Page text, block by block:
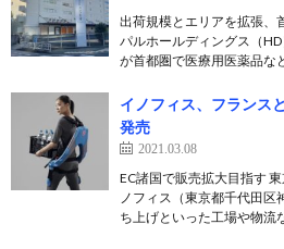
出荷規模とエリアを拡張、
パルホールディングス（
が首都圏で医療用医薬品な
イノフィス、フランス
発売
2021.03.08
EC諸国で販売拡大目指す
ノフィス（東京都千代田区
ち上げといった工場や物流